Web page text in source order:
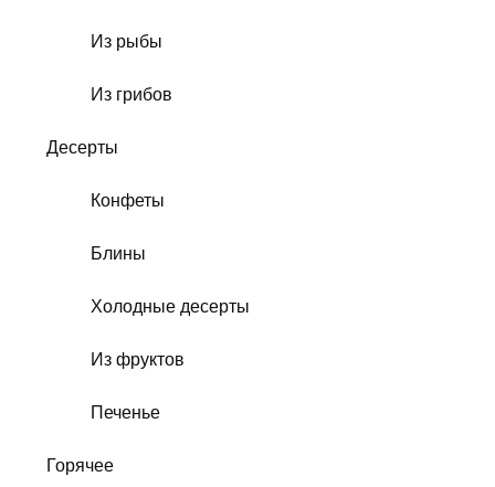
Из рыбы
Из грибов
Десерты
Конфеты
Блины
Холодные десерты
Из фруктов
Печенье
Горячее